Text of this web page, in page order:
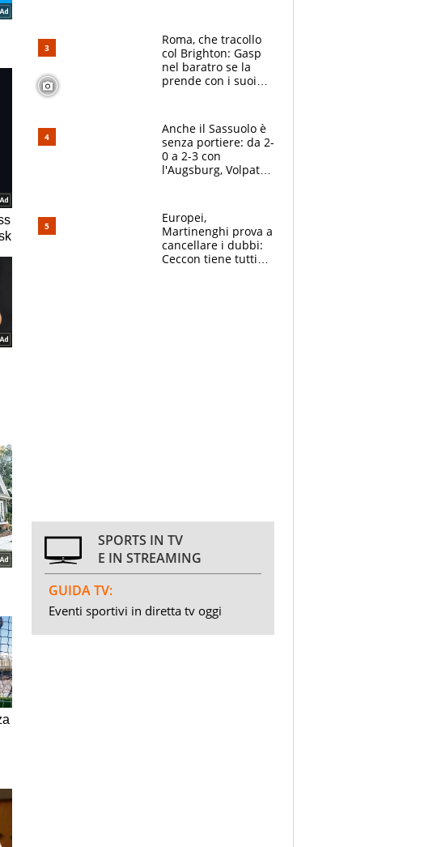
Roma, che tracollo
col Brighton: Gasp
nel baratro se la
prende con i suoi
Anche il Sassuolo è
senza portiere: da 2-
0 a 2-3 con
l'Augsburg, Volpato
Europei,
Martinenghi prova a
cancellare i dubbi:
Ceccon tiene tutti
SPORTS IN TV
E IN STREAMING
GUIDA TV:
Eventi sportivi in diretta tv oggi